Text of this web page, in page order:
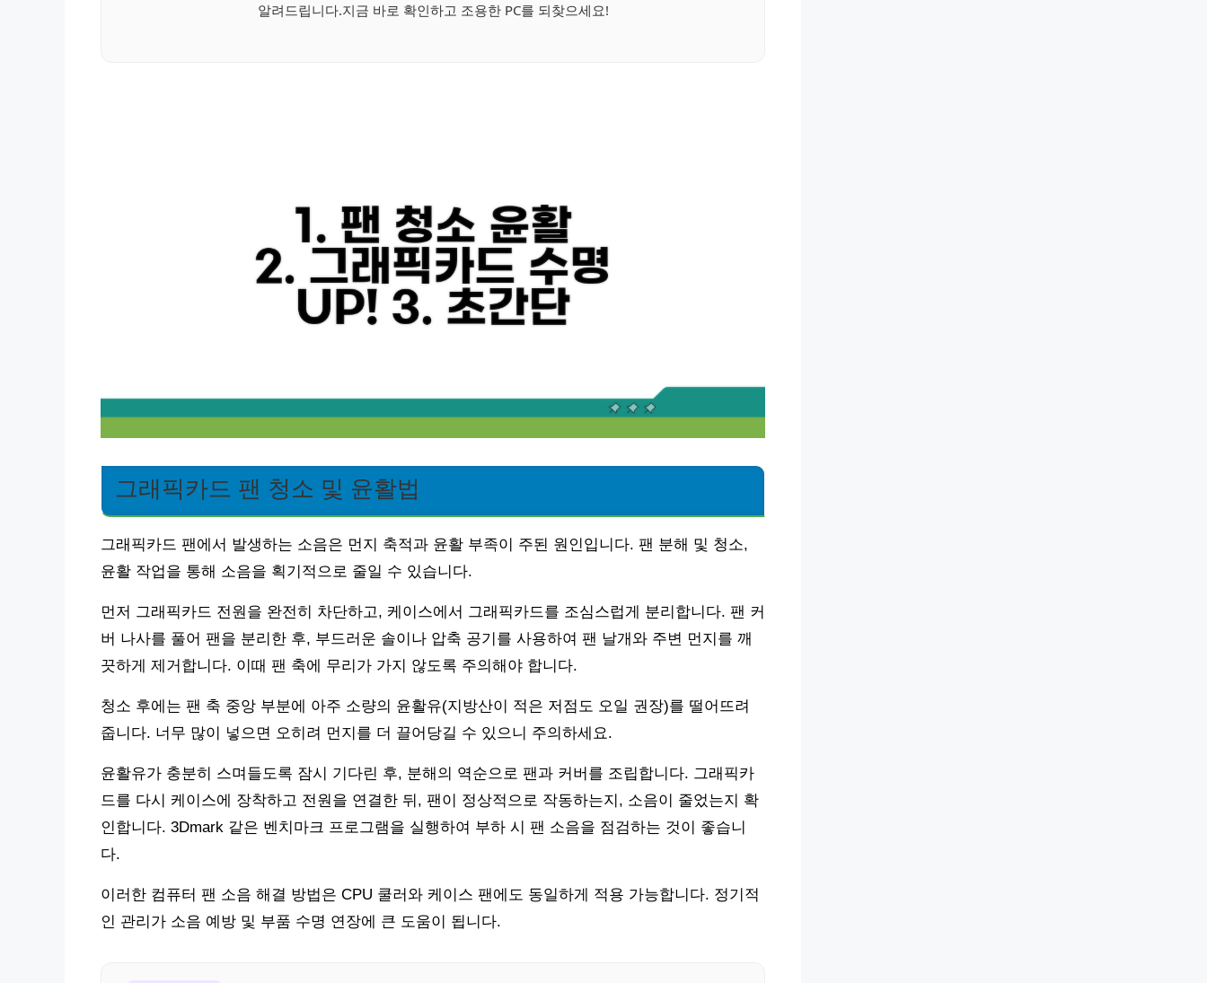
알려드립니다.지금 바로 확인하고 조용한 PC를 되찾으세요!
그래픽카드 팬 청소 및 윤활법
그래픽카드 팬에서 발생하는 소음은 먼지 축적과 윤활 부족이 주된 원인입니다. 팬 분해 및 청소,
윤활 작업을 통해 소음을 획기적으로 줄일 수 있습니다.
먼저 그래픽카드 전원을 완전히 차단하고, 케이스에서 그래픽카드를 조심스럽게 분리합니다. 팬 커
버 나사를 풀어 팬을 분리한 후, 부드러운 솔이나 압축 공기를 사용하여 팬 날개와 주변 먼지를 깨
끗하게 제거합니다. 이때 팬 축에 무리가 가지 않도록 주의해야 합니다.
청소 후에는 팬 축 중앙 부분에 아주 소량의 윤활유(지방산이 적은 저점도 오일 권장)를 떨어뜨려
줍니다. 너무 많이 넣으면 오히려 먼지를 더 끌어당길 수 있으니 주의하세요.
윤활유가 충분히 스며들도록 잠시 기다린 후, 분해의 역순으로 팬과 커버를 조립합니다. 그래픽카
드를 다시 케이스에 장착하고 전원을 연결한 뒤, 팬이 정상적으로 작동하는지, 소음이 줄었는지 확
인합니다. 3Dmark 같은 벤치마크 프로그램을 실행하여 부하 시 팬 소음을 점검하는 것이 좋습니
다.
이러한 컴퓨터 팬 소음 해결 방법은 CPU 쿨러와 케이스 팬에도 동일하게 적용 가능합니다. 정기적
인 관리가 소음 예방 및 부품 수명 연장에 큰 도움이 됩니다.